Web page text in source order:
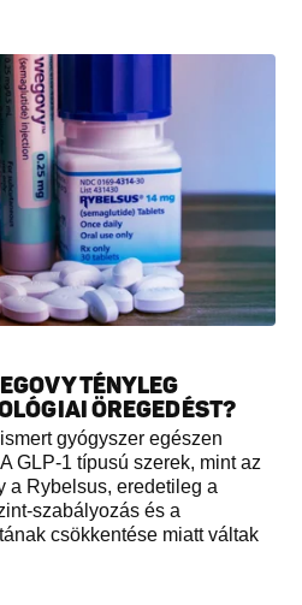
TÉNYLEG
ÖREGEDÉST?
gyógyszer egészen
GLP-1 típusú szerek, mint az
a Rybelsus, eredetileg a
szabályozás és a
csökkentése miatt váltak